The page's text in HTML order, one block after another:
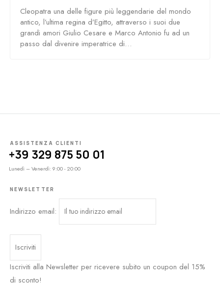
Cleopatra una delle figure più leggendarie del mondo
antico, l’ultima regina d’Egitto, attraverso i suoi due
grandi amori Giulio Cesare e Marco Antonio fu ad un
passo dal divenire imperatrice di…
ASSISTENZA CLIENTI
+39 329 875 50 01
Lunedì – Venerdì: 9:00 - 20:00
NEWSLETTER
Indirizzo email:
Iscriviti alla Newsletter per ricevere subito un coupon del 15%
di sconto!